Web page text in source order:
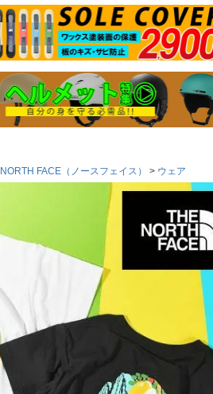
FACE（ノースフェイス） ウェア